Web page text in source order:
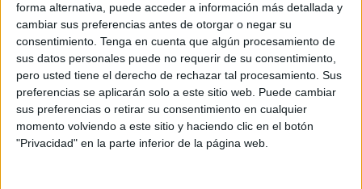
forma alternativa, puede acceder a información más detallada y
cambiar sus preferencias antes de otorgar o negar su
consentimiento. Tenga en cuenta que algún procesamiento de
sus datos personales puede no requerir de su consentimiento,
pero usted tiene el derecho de rechazar tal procesamiento. Sus
preferencias se aplicarán solo a este sitio web. Puede cambiar
sus preferencias o retirar su consentimiento en cualquier
momento volviendo a este sitio y haciendo clic en el botón
"Privacidad" en la parte inferior de la página web.
SUSCRIBETE